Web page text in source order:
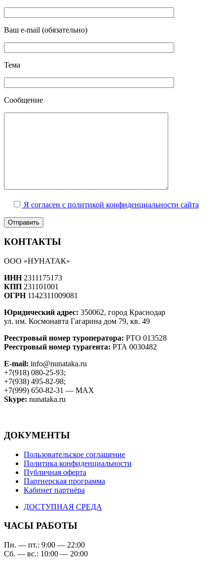
Ваш e-mail (обязательно)
Тема
Сообщение
Я согласен с политикой конфиденциальности сайта
КОНТАКТЫ
ООО «НУНАТАК»
ИНН2311175173
КПП 231101001
ОГРН1142311009081
Юридический адрес: 350062, город Краснодар
ул. им. Космонавта Гагарина дом 79, кв. 49
Реестровый номер туроператора: РТО 013528
Реестровый номер турагента: РТА 0030482
E-mail: info@nunataka.ru
+7(918) 080-25-93;
+7(938) 495-82-98;
+7(999) 650-82-31 — MAX
Skype: nunataka.ru
ДОКУМЕНТЫ
Пользовательское соглашение
Политика конфиденциальности
Публичная оферта
Партнерская программа
Кабинет партнёра
ДОСТУПНАЯ СРЕДА
ЧАСЫ РАБОТЫ
Пн. — пт.: 9:00 — 22:00
Сб. — вс.: 10:00 — 20:00